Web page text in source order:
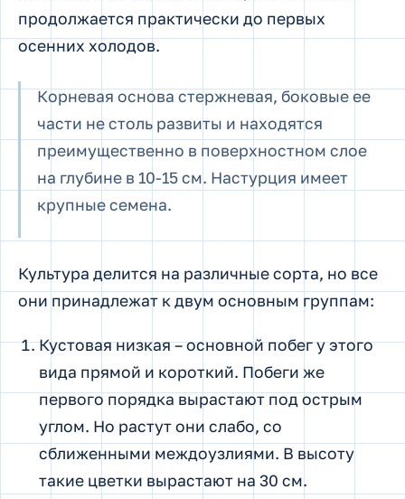
продолжается практически до первых
осенних холодов.
Корневая основа стержневая, боковые ее
части не столь развиты и находятся
преимущественно в поверхностном слое
на глубине в 10-15 см. Настурция имеет
крупные семена.
Культура делится на различные сорта, но все
они принадлежат к двум основным группам:
Кустовая низкая – основной побег у этого
вида прямой и короткий. Побеги же
первого порядка вырастают под острым
углом. Но растут они слабо, со
сближенными междоузлиями. В высоту
такие цветки вырастают на 30 см.